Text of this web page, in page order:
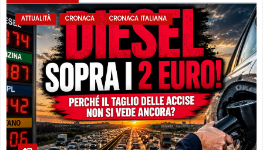
ATTUALITÀ CRONACA CRONACA ITALIANA